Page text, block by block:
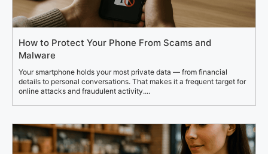
How to Protect Your Phone From Scams and
Malware
Your smartphone holds your most private data — from financial
details to personal conversations. That makes it a frequent target for
online attacks and fraudulent activity....